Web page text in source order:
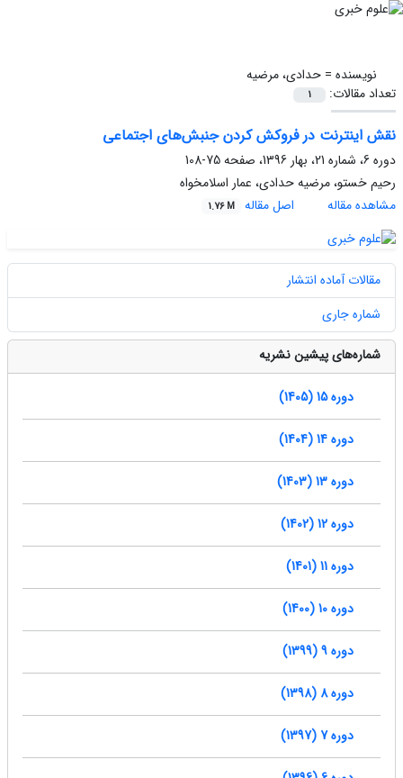
نویسنده =حدادی، مرضیه
تعداد مقالات:
1
نقش اینترنت در فروکش کردن جنبش‌های اجتماعی
دوره 6، شماره 21، بهار 1396، صفحه
75-108
رحیم خستو، مرضیه حدادی، عمار اسلامخواه
مشاهده مقاله
اصل مقاله 1.76 M
مقالات آماده انتشار
شماره جاری
شماره‌های پیشین نشریه
دوره 15 (1405)
دوره 14 (1404)
دوره 13 (1403)
دوره 12 (1402)
دوره 11 (1401)
دوره 10 (1400)
دوره 9 (1399)
دوره 8 (1398)
دوره 7 (1397)